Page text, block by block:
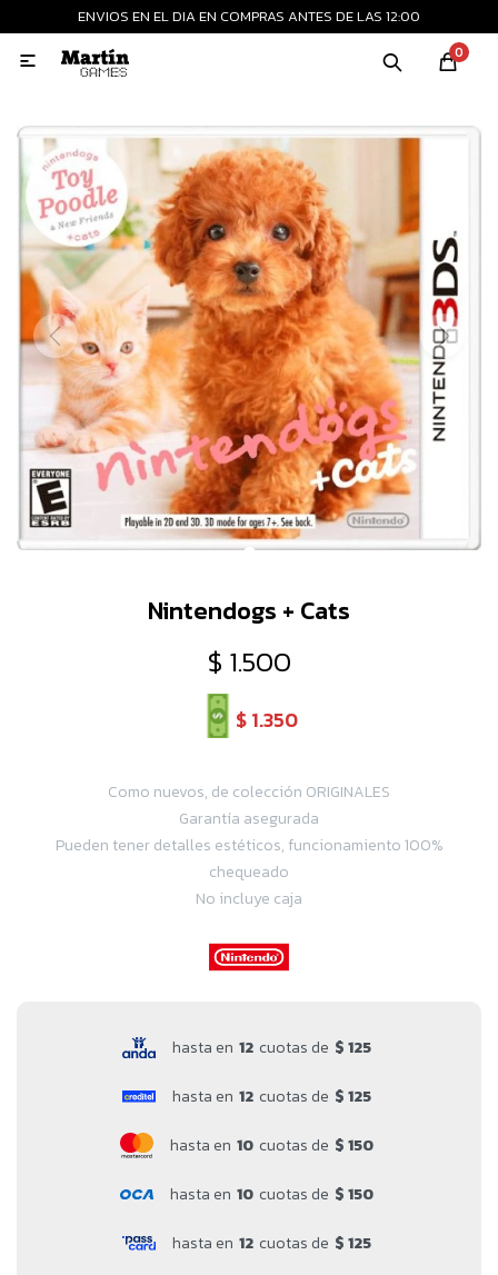
ENVIOS EN EL DIA EN COMPRAS ANTES DE LAS 12:00
0

Nintendogs + Cats
$ 1.500
$1.350
Como nuevos, de colección ORIGINALES
Garantía asegurada
Pueden tener detalles estéticos, funcionamiento 100%
chequeado
No incluye caja
hasta en 12 cuotas de $ 125
hasta en 12 cuotas de $ 125
hasta en 10 cuotas de $ 150
hasta en 10 cuotas de $ 150
hasta en 12 cuotas de $ 125
MI CUENTA
Consolas nuevas
Consolas recertificadas
Juegos
Accesorios